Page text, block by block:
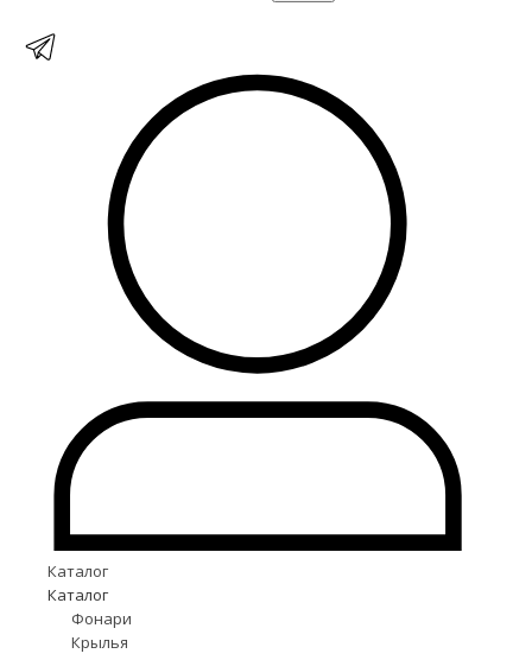
Каталог
Каталог
Фонари
Крылья